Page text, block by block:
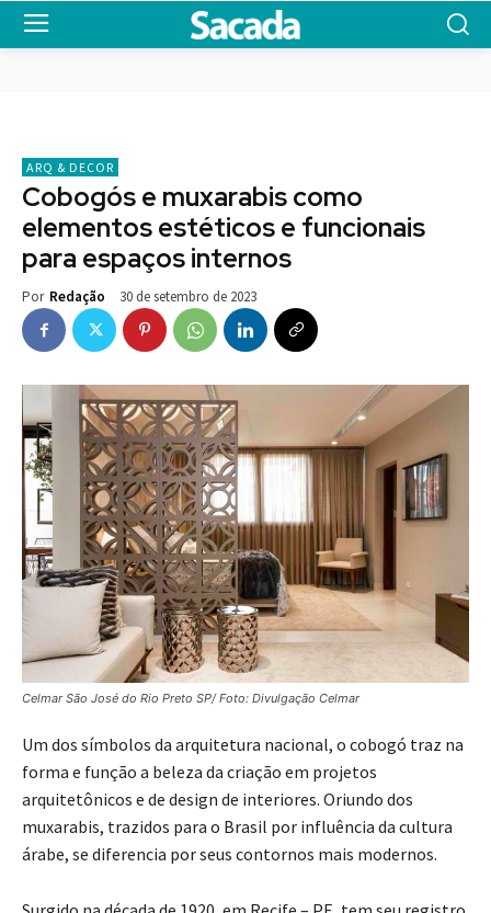
ARQ & DECOR
Cobogós e muxarabis como
elementos estéticos e funcionais
para espaços internos
Por Redação 30 de setembro de 2023
Celmar São José do Rio Preto SP/ Foto: Divulgação Celmar
Um dos símbolos da arquitetura nacional, o cobogó traz na
forma e função a beleza da criação em projetos
arquitetônicos e de design de interiores. Oriundo dos
muxarabis, trazidos para o Brasil por influência da cultura
árabe, se diferencia por seus contornos mais modernos.